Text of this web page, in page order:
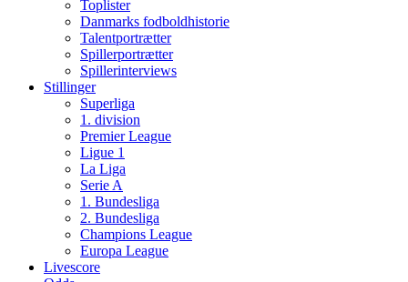
Toplister
Danmarks fodboldhistorie
Talentportrætter
Spillerportrætter
Spillerinterviews
Stillinger
Superliga
1. division
Premier League
Ligue 1
La Liga
Serie A
1. Bundesliga
2. Bundesliga
Champions League
Europa League
Livescore